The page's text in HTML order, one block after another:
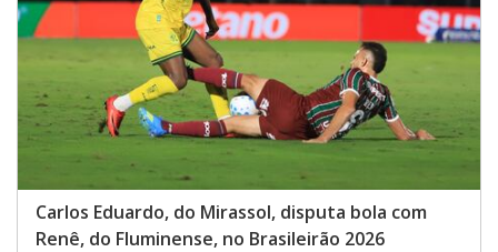
Carlos Eduardo, do Mirassol, disputa bola com
Renê, do Fluminense, no Brasileirão 2026